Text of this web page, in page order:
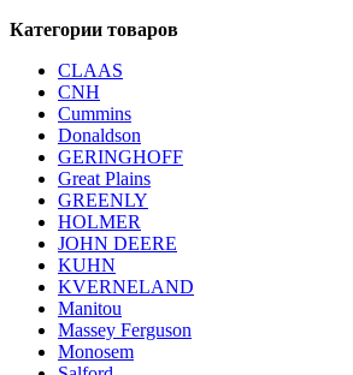
Категории товаров
CLAAS
CNH
Cummins
Donaldson
GERINGHOFF
Great Plains
GREENLY
HOLMER
JOHN DEERE
KUHN
KVERNELAND
Manitou
Massey Ferguson
Monosem